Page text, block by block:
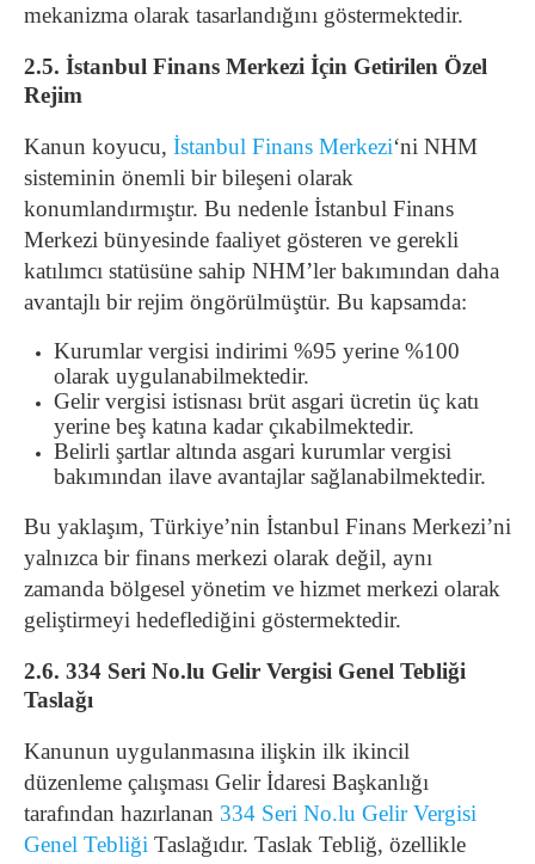
mekanizma olarak tasarlandığını göstermektedir.
2.5. İstanbul Finans Merkezi İçin Getirilen Özel
Rejim
Kanun koyucu, İstanbul Finans Merkezi‘ni NHM
sisteminin önemli bir bileşeni olarak
konumlandırmıştır. Bu nedenle İstanbul Finans
Merkezi bünyesinde faaliyet gösteren ve gerekli
katılımcı statüsüne sahip NHM’ler bakımından daha
avantajlı bir rejim öngörülmüştür. Bu kapsamda:
Kurumlar vergisi indirimi %95 yerine %100
olarak uygulanabilmektedir.
Gelir vergisi istisnası brüt asgari ücretin üç katı
yerine beş katına kadar çıkabilmektedir.
Belirli şartlar altında asgari kurumlar vergisi
bakımından ilave avantajlar sağlanabilmektedir.
Bu yaklaşım, Türkiye’nin İstanbul Finans Merkezi’ni
yalnızca bir finans merkezi olarak değil, aynı
zamanda bölgesel yönetim ve hizmet merkezi olarak
geliştirmeyi hedeflediğini göstermektedir.
2.6. 334 Seri No.lu Gelir Vergisi Genel Tebliği
Taslağı
Kanunun uygulanmasına ilişkin ilk ikincil
düzenleme çalışması Gelir İdaresi Başkanlığı
tarafından hazırlanan 334 Seri No.lu Gelir Vergisi
Genel Tebliği Taslağıdır. Taslak Tebliğ, özellikle